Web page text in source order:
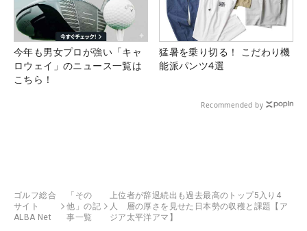
今年も男女プロが強い「キャ
ロウェイ」のニュース一覧は
こちら！
猛暑を乗り切る！ こだわり機
能派パンツ4選
Recommended by
ゴルフ総合
サイト
ALBA Net
「その
他」の記
事一覧
上位者が辞退続出も過去最高のトップ5入り4
人 層の厚さを見せた日本勢の収穫と課題【ア
ジア太平洋アマ】